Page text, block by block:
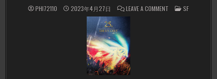
PHI72110 2023年4月27日 LEAVE A COMMENT
25TH
POSTED
IN
SF